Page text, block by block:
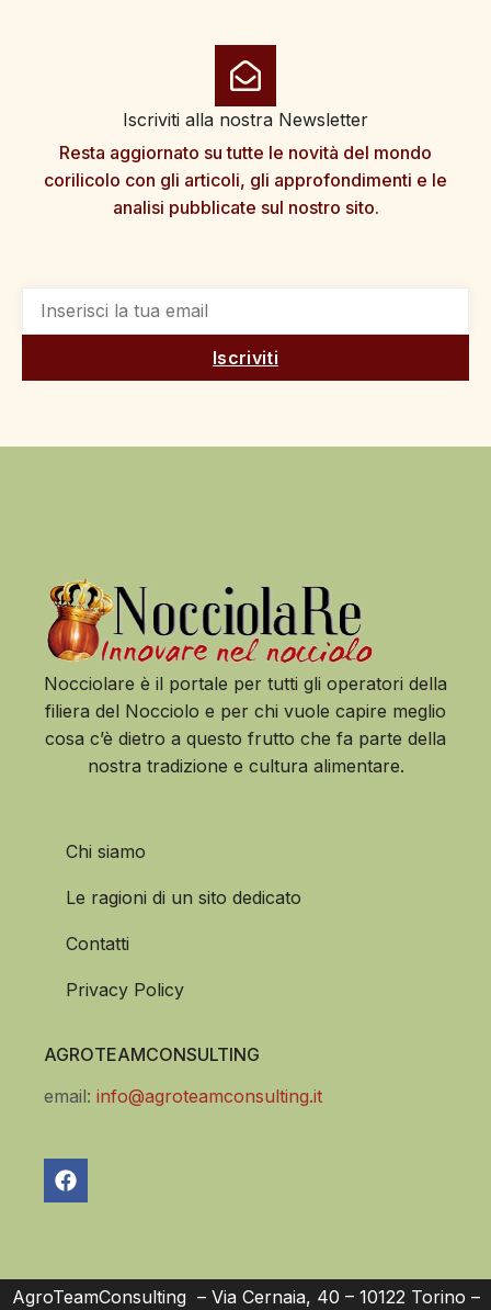
Iscriviti alla nostra Newsletter
Resta aggiornato su tutte le novità del mondo
corilicolo con gli articoli, gli approfondimenti e le
analisi pubblicate sul nostro sito.
Iscriviti
Nocciolare è il portale per tutti gli operatori della
filiera del Nocciolo e per chi vuole capire meglio
cosa c’è dietro a questo frutto che fa parte della
nostra tradizione e cultura alimentare.
Chi siamo
Le ragioni di un sito dedicato
Contatti
Privacy Policy
AGROTEAMCONSULTING
email: info@agroteamconsulting.it
AgroTeamConsulting – Via Cernaia, 40 – 10122 Torino –